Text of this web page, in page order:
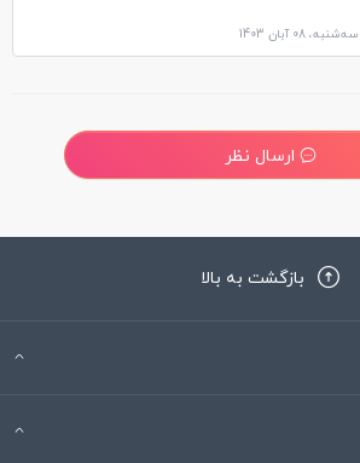
سه‌شنبه، 08 آبان 1403
بازگشت به بالا